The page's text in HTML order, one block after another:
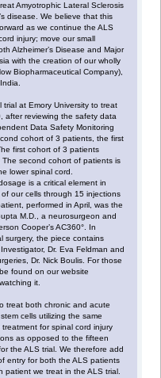
Amyotrophic Lateral Sclerosis
disease. We believe that this
as we continue the ALS
injury; move our small
Alzheimer’s Disease and Major
with the creation of our wholly
Biopharmaceutical Company),
at Emory University to treat
after reviewing the safety data
Data Safety Monitoring
cohort of 3 patients, the first
first cohort of 3 patients
second cohort of patients is
lower spinal cord.
is a critical element in
our cells through 15 injections
performed in April, was the
M.D., a neurosurgeon and
Cooper’s AC360°. In
surgery, the piece contains
Dr. Eva Feldman and
Dr. Nick Boulis. For those
found on our website
it.
treat both chronic and acute
cells utilizing the same
for spinal cord injury
as opposed to the fifteen
the ALS trial. We therefore add
entry for both the ALS patients
patient we treat in the ALS trial.